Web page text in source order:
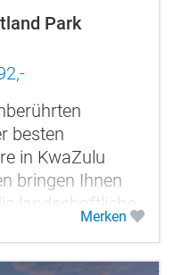
Park
besten
in KwaZulu
bringen Ihnen
landschaftliche
Merken